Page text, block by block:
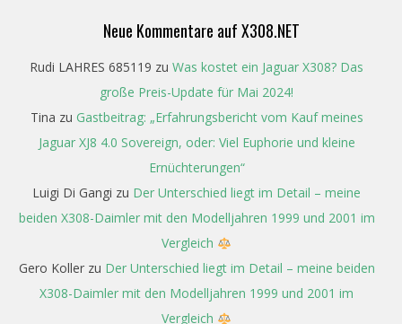
Neue Kommentare auf X308.NET
Rudi LAHRES 685119 zu Was kostet ein Jaguar X308? Das
große Preis-Update für Mai 2024!
Tina zu Gastbeitrag: „Erfahrungsbericht vom Kauf meines
Jaguar XJ8 4.0 Sovereign, oder: Viel Euphorie und kleine
Ernüchterungen“
Luigi Di Gangi zu Der Unterschied liegt im Detail – meine
beiden X308-Daimler mit den Modelljahren 1999 und 2001 im
Vergleich
Gero Kollerzu Der Unterschied liegt im Detail – meine beiden
X308-Daimler mit den Modelljahren 1999 und 2001 im
Vergleich